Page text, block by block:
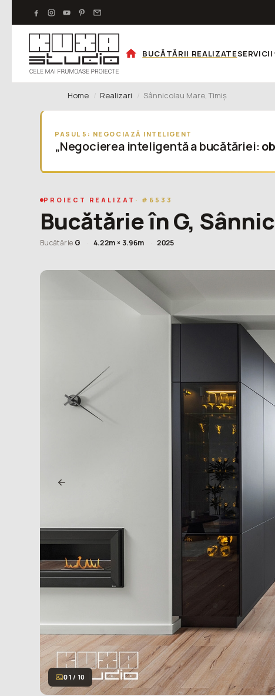
BUCĂTĂRII REALIZATESERVICII
Home Realizari Sânnicolau Mare, Timiș
PASUL 5: NEGOCIAZĂ INTELIGENT
„Negocierea inteligentă a bucătăriei:
PROIECT REALIZAT · #6533
Bucătărie în G,
Bucătărie G 4.22m × 3.96m 2025
01 / 10